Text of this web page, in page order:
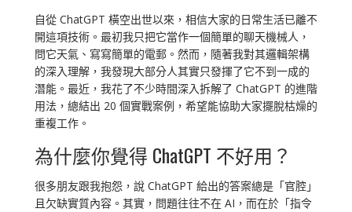
自從 ChatGPT 橫空出世以來，相信大家的日常生活已離不
開這項技術。最初我只把它當作一個簡單的聊天機械人，
問它天氣、寫寫簡單的電郵。然而，隨著我對其邏輯架構
的深入理解，我發現大部分人其實只發揮了它不到一成的
潛能。最近，我花了不少時間深入拆解了 ChatGPT 的進階
用法，總結出 20 個實戰案例，希望能協助大家擺脫枯燥的
重複工作。
為什麼你覺得 ChatGPT 不好用？
很多朋友跟我抱怨，說 ChatGPT 給出的答案總是「官腔」
且欠缺實質內容。其實，問題往往不在 AI，而在於「指令